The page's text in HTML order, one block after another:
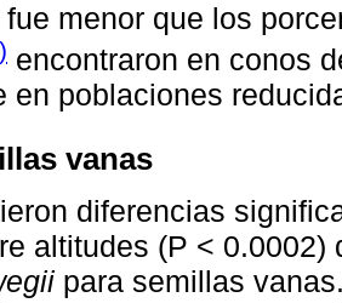
fue menor que los
encontraron en conos
en poblaciones
vanas
diferencias
altitudes (P <
para semillas